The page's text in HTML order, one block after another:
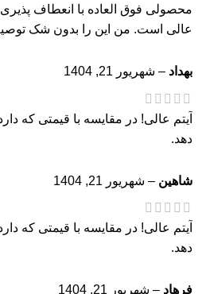
محصولی فوق العاده با انعطاف
عالی است. من این را بدون شک
بهداد – شهریور 21, 1404
آیتم عالی! در مقایسه با قیمتی که
دهد.
شاهین – شهریور 21, 1404
آیتم عالی! در مقایسه با قیمتی که
دهد.
فرهاد – شهریور 21, 1404